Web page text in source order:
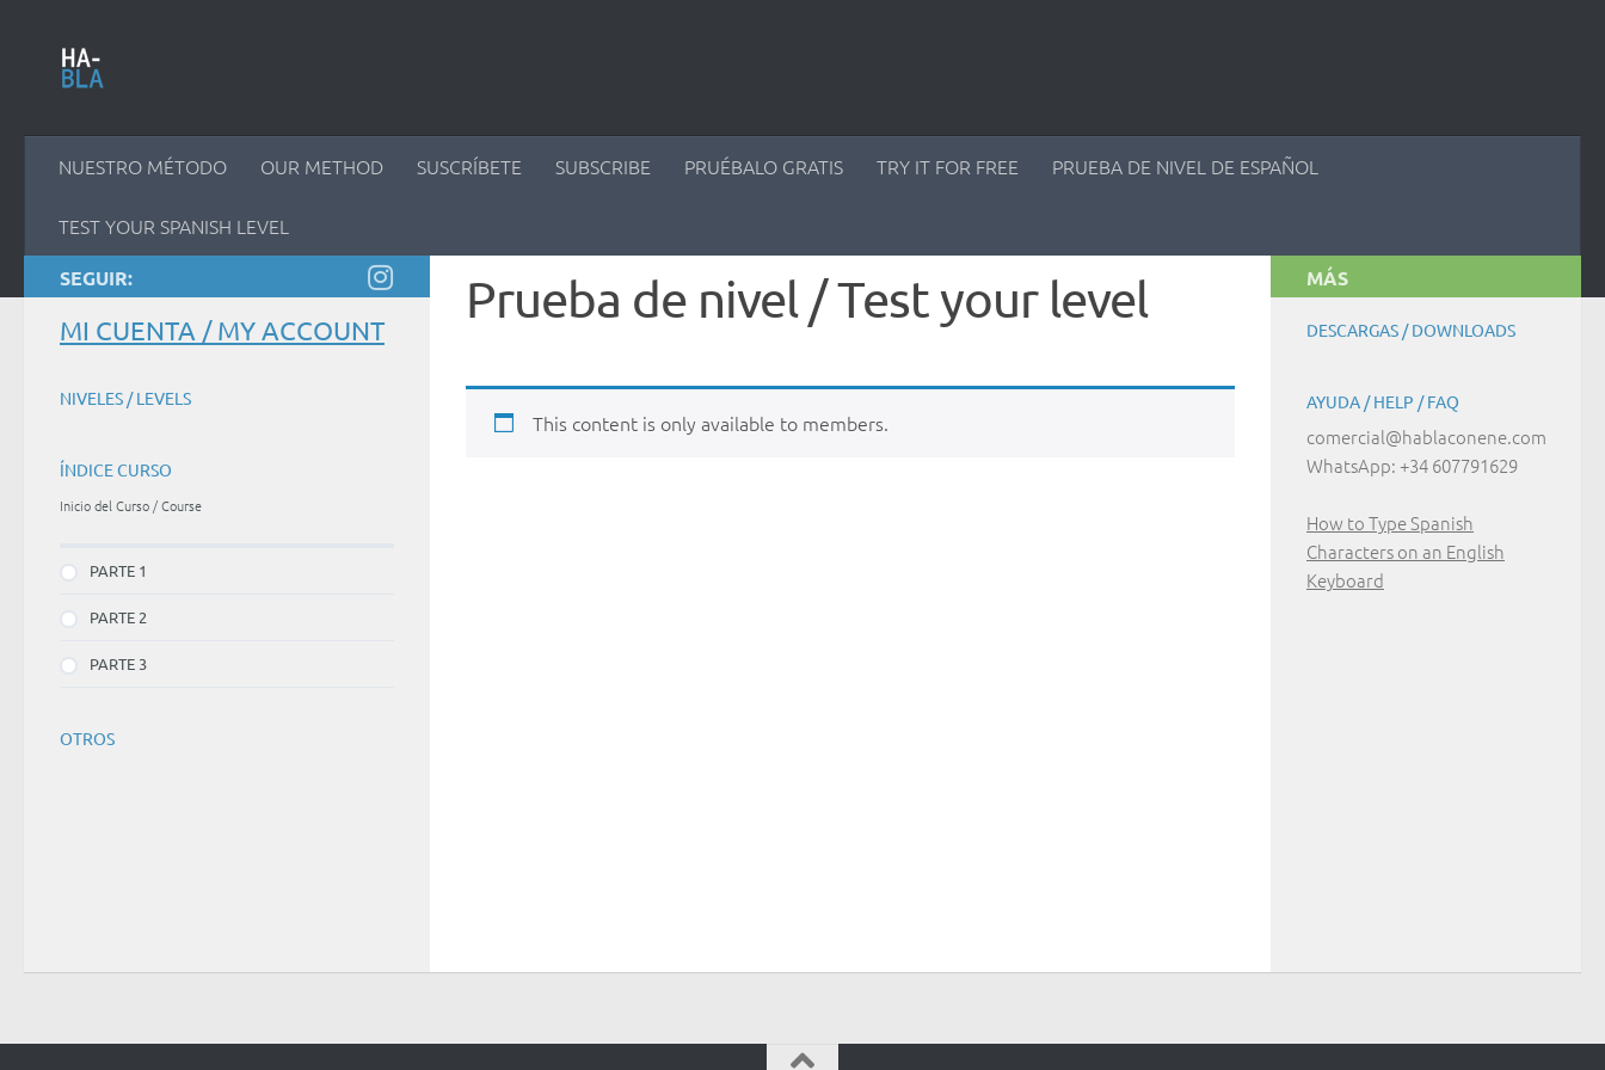
NUESTRO MÉTODO OUR METHOD SUSCRÍBETE SUBSCRIBE PRUÉBALO GRATIS TRY IT FOR FREE PRUEBA DE NIVEL DE ESPAÑOL
TEST YOUR SPANISH LEVEL
Prueba de nivel / Test your level
This content is only available to members.
SEGUIR:
MI CUENTA / MY ACCOUNT
NIVELES / LEVELS
ÍNDICE CURSO
Inicio del Curso / Course
PARTE 1
PARTE 2
PARTE 3
OTROS
MÁS
DESCARGAS / DOWNLOADS
AYUDA / HELP / FAQ
comercial@hablaconene.com
WhatsApp: +34 607791629
How to Type Spanish
Characters on an English
Keyboard